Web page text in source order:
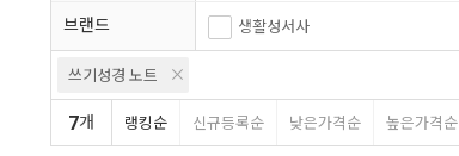
브랜드 생활성서사
쓰기성경 노트
7개 랭킹순 신규등록순 낮은가격순 높은가격순